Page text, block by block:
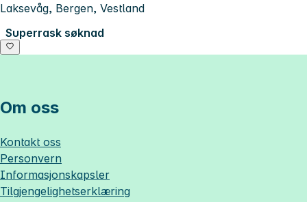
Laksevåg, Bergen, Vestland
Superrask søknad
Om oss
Kontakt oss
Personvern
Informasjonskapsler
Tilgjengelighetserklæring